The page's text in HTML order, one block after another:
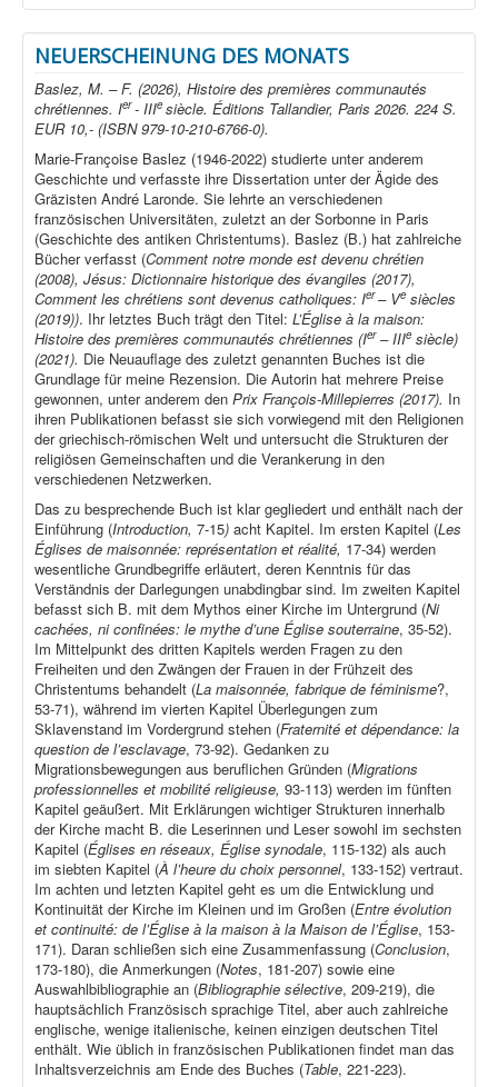
NEUERSCHEINUNG DES MONATS
Baslez, M. – F. (2026), Histoire des premières communautés
chrétiennes. Ier- IIIe siècle. Éditions Tallandier, Paris 2026. 224 S.
EUR 10,- (ISBN 979-10-210-6766-0).
Marie-Françoise Baslez (1946-2022) studierte unter anderem
Geschichte und verfasste ihre Dissertation unter der Ägide des
Gräzisten André Laronde. Sie lehrte an verschiedenen
französischen Universitäten, zuletzt an der Sorbonne in Paris
(Geschichte des antiken Christentums). Baslez (B.) hat zahlreiche
Bücher verfasst (Comment notre monde est devenu chrétien
(2008), Jésus: Dictionnaire historique des évangiles (2017),
Comment les chrétiens sont devenus catholiques: Ier– Ve siècles
(2019)). Ihr letztes Buch trägt den Titel: L’Église à la maison:
Histoire des premières communautés chrétiennes (Ier– IIIe siècle)
(2021). Die Neuauflage des zuletzt genannten Buches ist die
Grundlage für meine Rezension. Die Autorin hat mehrere Preise
gewonnen, unter anderem den Prix François-Millepierres (2017). In
ihren Publikationen befasst sie sich vorwiegend mit den Religionen
der griechisch-römischen Welt und untersucht die Strukturen der
religiösen Gemeinschaften und die Verankerung in den
verschiedenen Netzwerken.
Das zu besprechende Buch ist klar gegliedert und enthält nach der
Einführung (Introduction, 7-15) acht Kapitel. Im ersten Kapitel (Les
Églises de maisonnée: représentation et réalité, 17-34) werden
wesentliche Grundbegriffe erläutert, deren Kenntnis für das
Verständnis der Darlegungen unabdingbar sind. Im zweiten Kapitel
befasst sich B. mit dem Mythos einer Kirche im Untergrund (Ni
cachées, ni confinées: le mythe d’une Église souterraine, 35-52).
Im Mittelpunkt des dritten Kapitels werden Fragen zu den
Freiheiten und den Zwängen der Frauen in der Frühzeit des
Christentums behandelt (La maisonnée, fabrique de féminisme?,
53-71), während im vierten Kapitel Überlegungen zum
Sklavenstand im Vordergrund stehen (Fraternité et dépendance: la
question de l’esclavage, 73-92). Gedanken zu
Migrationsbewegungen aus beruflichen Gründen (Migrations
professionnelles et mobilité religieuse, 93-113) werden im fünften
Kapitel geäußert. Mit Erklärungen wichtiger Strukturen innerhalb
der Kirche macht B. die Leserinnen und Leser sowohl im sechsten
Kapitel (Églises en réseaux, Église synodale, 115-132) als auch
im siebten Kapitel (À l’heure du choix personnel, 133-152) vertraut.
Im achten und letzten Kapitel geht es um die Entwicklung und
Kontinuität der Kirche im Kleinen und im Großen (Entre évolution
et continuité: de l’Église à la maison à la Maison de l’Église, 153-
171). Daran schließen sich eine Zusammenfassung (Conclusion,
173-180), die Anmerkungen (Notes, 181-207) sowie eine
Auswahlbibliographie an (Bibliographie sélective, 209-219), die
hauptsächlich Französisch sprachige Titel, aber auch zahlreiche
englische, wenige italienische, keinen einzigen deutschen Titel
enthält. Wie üblich in französischen Publikationen findet man das
Inhaltsverzeichnis am Ende des Buches (Table, 221-223).